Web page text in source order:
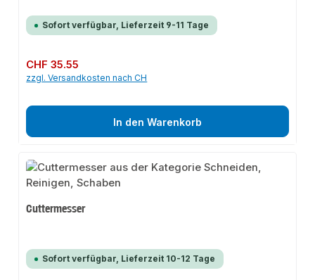
Sofort verfügbar, Lieferzeit 9-11 Tage
Regulärer Preis:
CHF 35.55
zzgl. Versandkosten nach CH
In den Warenkorb
Cuttermesser
Sofort verfügbar, Lieferzeit 10-12 Tage